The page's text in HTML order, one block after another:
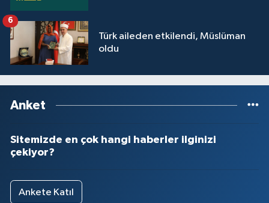
Türk aileden etkilendi, Müslüman
oldu
6
Anket
Sitemizde en çok hangi haberler ilginizi
çekiyor?
Ankete Katıl